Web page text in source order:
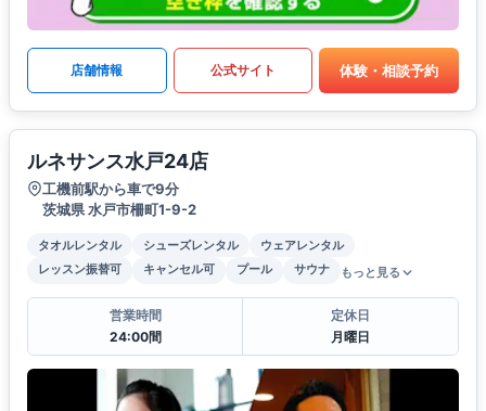
店舗情報 公式サイト 体験・相談予約
ルネサンス水戸24店
工機前駅から車で9分
茨城県 水戸市柵町1-9-2
タオルレンタル シューズレンタル
ウェアレンタル
レッスン振替可
キャンセル可 プール サウナ もっと見る
営業時間
24:00間
定休日
月曜日